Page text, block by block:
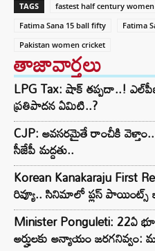
TAGS fastest half century women
Fatima Sana 15 ball fifty
Fatima
Pakistan women cricket
తాజావార్తలు
LPG Tax: షాక్‌ తప్పదా..!
ప్రతిపాదన ఏమిటి..?
CJP: అవసరమైతే రాంచీకి
సీజేపీ మద్దతు..
Korean Kanakaraju First
రివ్యూ.. సినిమాలో ప్లస్ పాయింట్స్
Minister Ponguleti: 22ఏ
అర్హులకు అన్యాయం జరగనివ్వం: